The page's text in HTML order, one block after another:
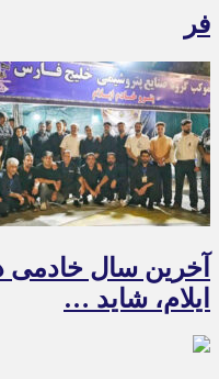
فر
آخرین سال خادمی
ایلام، شاید …